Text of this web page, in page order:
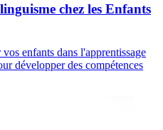
chez les Enfants
enfants dans l'apprentissage
développer des compétences